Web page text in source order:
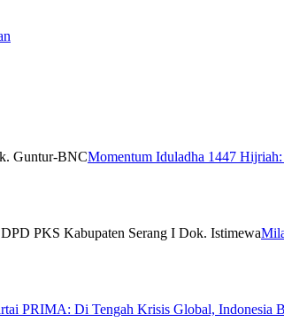
Momentum Iduladha 1447
PRIMA: Di Tengah Krisis Global, Indonesia